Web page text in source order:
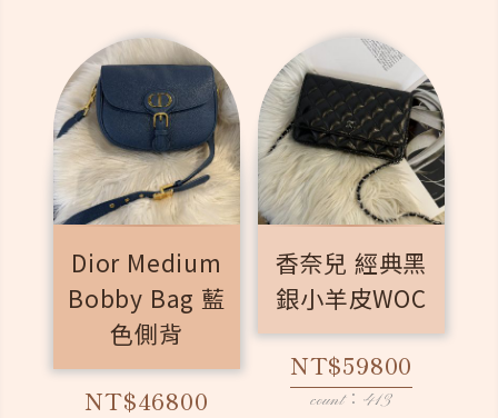
Dior Medium
Bobby Bag 藍
色側背
NT$46800
香奈兒 經典黑
銀小羊皮WOC
NT$59800
count：413